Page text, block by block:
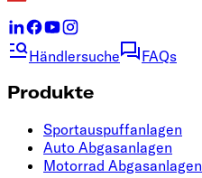
Händlersuche FAQs
Produkte
Sportauspuffanlagen
Auto Abgasanlagen
Motorrad Abgasanlagen